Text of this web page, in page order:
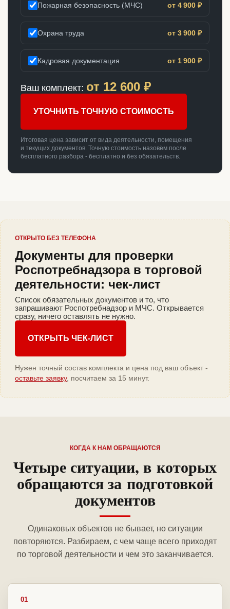
Пожарная безопасность (МЧС) от 4 900 ₽
Охрана труда от 3 900 ₽
Кадровая документация от 1 900 ₽
Ваш комплект: от 12 600 ₽
УТОЧНИТЬ ТОЧНУЮ СТОИМОСТЬ
Итоговая цена зависит от вида деятельности, помещения
и текущих документов. Точную стоимость назовём после
бесплатного разбора - бесплатно и без обязательств.
ОТКРЫТО БЕЗ ТЕЛЕФОНА
Документы для проверки
Роспотребнадзора в торговой
деятельности: чек-лист
Список обязательных документов и то, что
запрашивают Роспотребнадзор и МЧС. Открывается
сразу, ничего оставлять не нужно.
ОТКРЫТЬ ЧЕК-ЛИСТ
Нужен точный состав комплекта и цена под ваш объект -
оставьте заявку, посчитаем за 15 минут.
КОГДА К НАМ ОБРАЩАЮТСЯ
Четыре ситуации, в которых
обращаются за подготовкой
документов
Одинаковых объектов не бывает, но ситуации
повторяются. Разбираем, с чем чаще всего приходят
по торговой деятельности и чем это заканчивается.
01